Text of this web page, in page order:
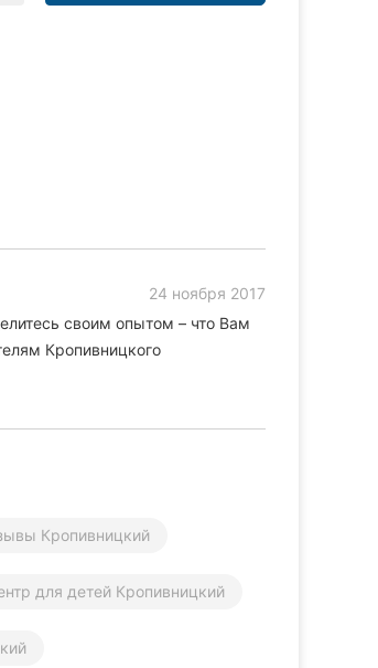
24 ноября 2017
своим опытом – что Вам
Кропивницкого
Кропивницкий
для детей Кропивницкий